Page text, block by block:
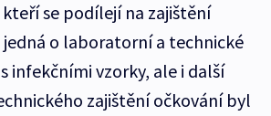
se podílejí na zajištění
jedná o laboratorní a technické
infekčními vzorky, ale i další
zajištění očkování byl